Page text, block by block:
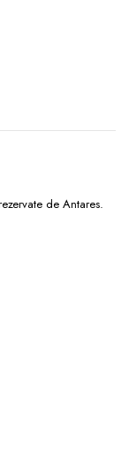
de Antares.